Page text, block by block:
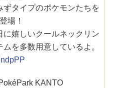
タイプのポケモンたちを
場！
嬉しいクールネックリン
を多数用意しているよ。
KANTO